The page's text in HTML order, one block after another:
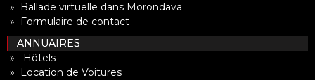
» Ballade virtuelle dans Morondava
» Formulaire de contact
ANNUAIRES
» Hôtels
» Location de Voitures